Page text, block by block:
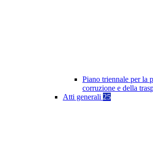
Piano triennale per la
corruzione e della
Atti generali 25